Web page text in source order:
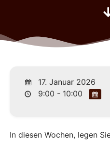
17. Januar 2026
9:00 - 10:00
In diesen Wochen, legen